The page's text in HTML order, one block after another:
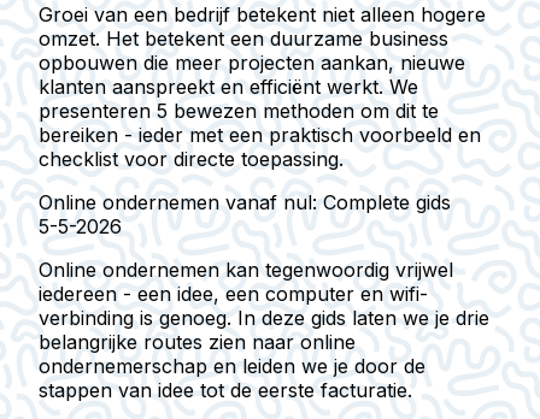
Groei van een bedrijf betekent niet alleen hogere
omzet. Het betekent een duurzame business
opbouwen die meer projecten aankan, nieuwe
klanten aanspreekt en efficiënt werkt. We
presenteren 5 bewezen methoden om dit te
bereiken - ieder met een praktisch voorbeeld en
checklist voor directe toepassing.
Online ondernemen vanaf nul: Complete gids
5-5-2026
Online ondernemen kan tegenwoordig vrijwel
iedereen - een idee, een computer en wifi-
verbinding is genoeg. In deze gids laten we je drie
belangrijke routes zien naar online
ondernemerschap en leiden we je door de
stappen van idee tot de eerste facturatie.